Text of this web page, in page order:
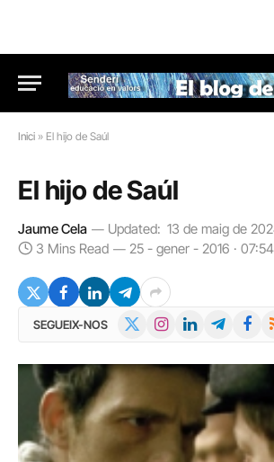
Inici » El hijo de Saúl
El hijo de Saúl
Jaume Cela Updated: 13 de maig de
3 Mins Read
25 - gener - 2016 · 07:54
SEGUEIX-NOS InstagramLinkedInTelegram